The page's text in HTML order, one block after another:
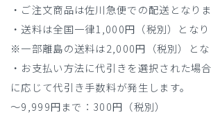
・ご注文商品は佐川急便での配送となりま
・送料は全国一律1,000円（税別）となり
※一部離島の送料は2,000円（税別）とな
・お支払い方法に代引きを選択された場
に応じて代引き手数料が発生します。
～9,999円まで：300円（税別）